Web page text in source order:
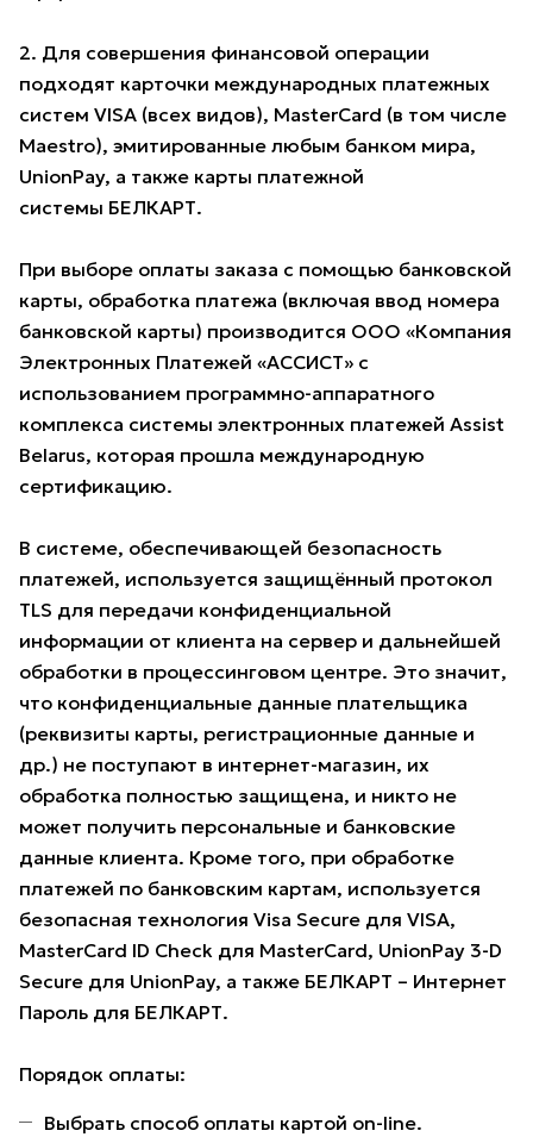
2. Для совершения финансовой операции
подходят карточки международных платежных
систем VISA (всех видов), MasterCard (в том числе
Maestro), эмитированные любым банком мира,
UnionPay, а также карты платежной
системы БЕЛКАРТ.
При выборе оплаты заказа с помощью банковской
карты, обработка платежа (включая ввод номера
банковской карты) производится ООО «Компания
Электронных Платежей «АССИСТ» с
использованием программно-аппаратного
комплекса системы электронных платежей Assist
Belarus, которая прошла международную
сертификацию.
В системе, обеспечивающей безопасность
платежей, используется защищённый протокол
TLS для передачи конфиденциальной
информации от клиента на сервер и дальнейшей
обработки в процессинговом центре. Это значит,
что конфиденциальные данные плательщика
(реквизиты карты, регистрационные данные и
др.) не поступают в интернет-магазин, их
обработка полностью защищена, и никто не
может получить персональные и банковские
данные клиента. Кроме того, при обработке
платежей по банковским картам, используется
безопасная технология Visa Secure для VISA,
MasterCard ID Check для MasterCard, UnionPay 3-D
Secure для UnionPay, а также БЕЛКАРТ – Интернет
Пароль для БЕЛКАРТ.
Порядок оплаты:
Выбрать способ оплаты картой on-line.